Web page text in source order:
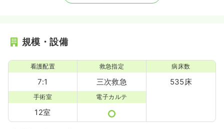
規模・設備
看護配置
7:1
救急指定
三次救急
病床数
535床
手術室
12室
電子カルテ